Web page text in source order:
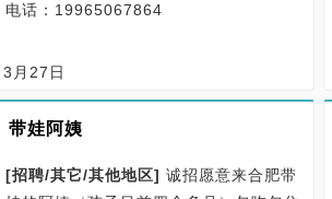
电话：19965067864
3月27日
带娃阿姨
[招聘/其它/其他地区] 诚招愿意来合肥带